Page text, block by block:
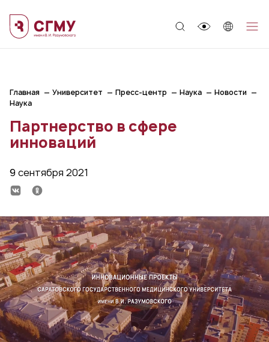
Главная Университет Пресс-центр Наука
Новости
Наука
Партнерство в сфере
инноваций
9 сентября 2021